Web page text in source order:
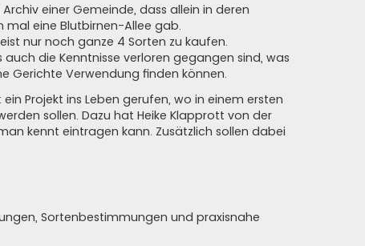
einer Gemeinde, dass allein in deren
mal eine Blutbirnen-Allee gab.
nur noch ganze 4 Sorten zu kaufen.
die Kenntnisse verloren gegangen sind, was
Gerichte Verwendung finden können.
Projekt ins Leben gerufen, wo in einem ersten
sollen. Dazu hat Heike Klapprott von der
kennt eintragen kann. Zusätzlich sollen dabei
Sortenbestimmungen und praxisnahe